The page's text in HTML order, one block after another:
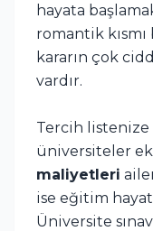
hayata
romantik
kararın çok
vardır.
Tercih
üniversiteler
maliyetleri
ise eğitim
Üniversite